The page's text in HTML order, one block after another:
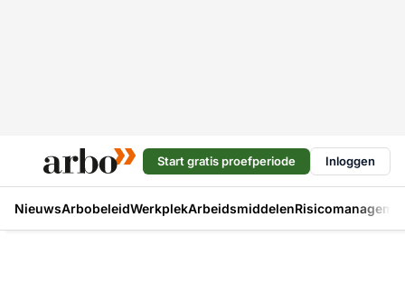
Start gratis proefperiode Inloggen
NieuwsArbobeleidWerkplekArbeidsmiddelen